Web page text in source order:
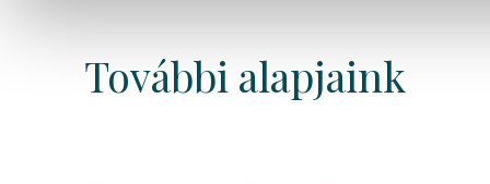
További alapjaink